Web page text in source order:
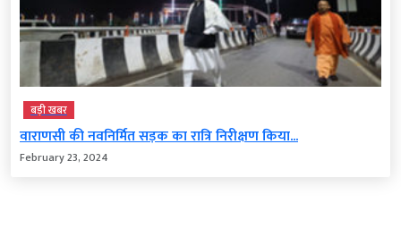
बड़ी खबर
वाराणसी की नवनिर्मित सड़क का रात्रि निरीक्षण किया...
February 23, 2024